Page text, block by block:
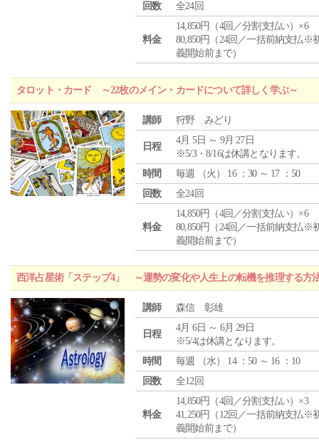
回数
全24回
料金
14,850円（4回／分割支払い）×6
80,850円（24回／一括前納支払※
義開始前まで）
タロット・カード ～22枚のメイン・カードについて詳しく学ぶ～
講師 狩野 みどり
日程
4月 5日 ～ 9月 27日
※5/3・8/16は休講となります。
時間
毎週 （火 ） 16 ：30 ～ 17 ：50
回数
全24回
料金
14,850円（4回／分割支払い）×6
80,850円（24回／一括前納支払※
義開始前まで）
西洋占星術「ステップ4」 ～運勢の変化や人生上の転機を推理する方
講師 森信 彰雄
日程
4月 6日 ～ 6月 29日
※5/4は休講となります。
時間
毎週 （水） 14 ：50 ～ 16 ：10
回数
全12回
料金
14,850円（4回／分割支払い）×3
41,250円（12回／一括前納支払※
義開始前まで）